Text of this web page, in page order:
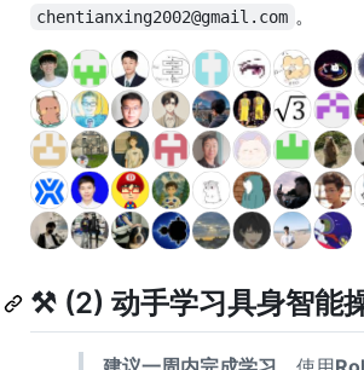
chentianxing2002@gmail.com 。
⚒️ (2) 动手学习具身智能